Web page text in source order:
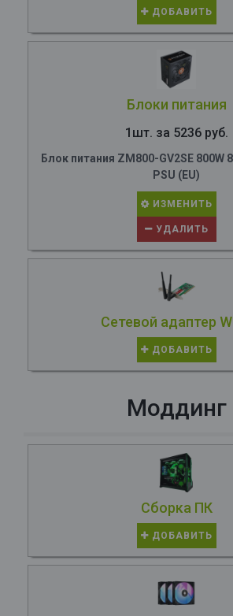
ДОБАВИТЬ
Блоки питания
1шт. за 5236 руб.
Блок питания ZM800-GV2SE 800W
PSU (EU)
ИЗМЕНИТЬ
УДАЛИТЬ
Сетевой адаптер
ДОБАВИТЬ
Моддинг
Сборка ПК
ДОБАВИТЬ